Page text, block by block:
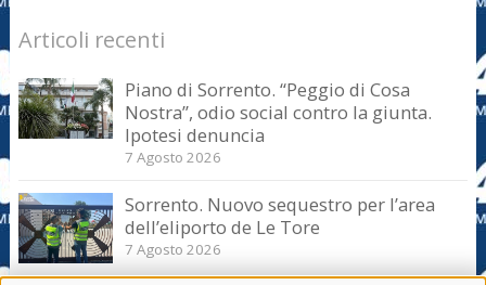
Articoli recenti
Piano di Sorrento. “Peggio di Cosa
Nostra”, odio social contro la giunta.
Ipotesi denuncia
7 Agosto 2026
Sorrento. Nuovo sequestro per l’area
dell’eliporto de Le Tore
7 Agosto 2026